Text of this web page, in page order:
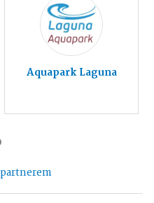
Aquapark Laguna